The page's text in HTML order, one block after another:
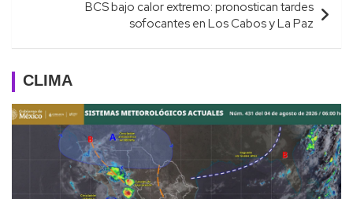
BCS bajo calor extremo: pronostican tardes
sofocantes en Los Cabos y La Paz
CLIMA